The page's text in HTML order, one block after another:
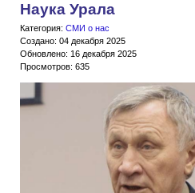
Наука Урала
Категория: СМИ о нас
Создано: 04 декабря 2025
Обновлено: 16 декабря 2025
Просмотров: 635